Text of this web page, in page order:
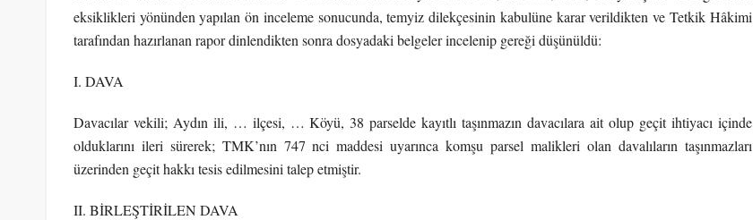
eksiklikleri yönünden yapılan ön inceleme sonucunda, temyiz dilekçesinin kabulüne karar verildikten ve Tetkik Hâkimi
tarafından hazırlanan rapor dinlendikten sonra dosyadaki belgeler incelenip gereği düşünüldü:
I. DAVA
Davacılar vekili; Aydın ili, … ilçesi, … Köyü, 38 parselde kayıtlı taşınmazın davacılara ait olup geçit ihtiyacı içinde
olduklarını ileri sürerek; TMK’nın 747 nci maddesi uyarınca komşu parsel malikleri olan davalıların taşınmazları
üzerinden geçit hakkı tesis edilmesini talep etmiştir.
II. BİRLEŞTİRİLEN DAVA